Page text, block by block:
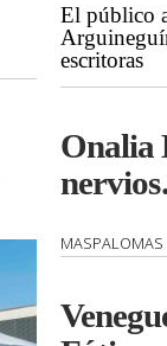
El público
escritoras
Onalia